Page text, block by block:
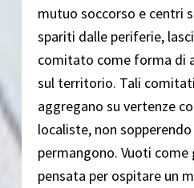
mutuo soccorso e centri
spariti dalle periferie,
comitato come forma di
sul territorio. Tali
aggregano su vertenze
localiste, non
permangono. Vuoti
pensata per ospitare un